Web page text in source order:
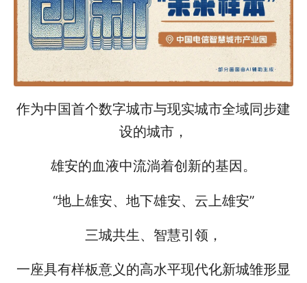
作为中国首个数字城市与现实城市全域同步建
设的城市，
雄安的血液中流淌着创新的基因。
“地上雄安、地下雄安、云上雄安”
三城共生、智慧引领，
一座具有样板意义的高水平现代化新城雏形显